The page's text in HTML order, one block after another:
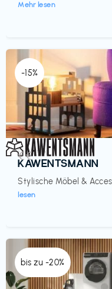
Mehr lesen
-15%
Einrichtung
KAWENTSMANN
Stylische Möbel &
lesen
€€‎
bis zu -20%